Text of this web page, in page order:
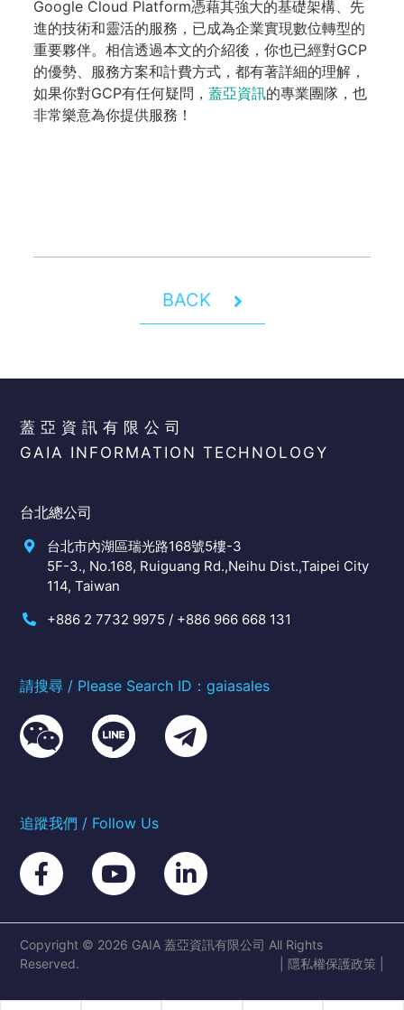
Google Cloud Platform憑藉其強大的基礎架構、先
進的技術和靈活的服務，已成為企業實現數位轉型的
重要夥伴。相信透過本文的介紹後，你也已經對GCP
的優勢、服務方案和計費方式，都有著詳細的理解，
如果你對GCP有任何疑問，蓋亞資訊的專業團隊，也
非常樂意為你提供服務！
BACK
蓋亞資訊有限公司
GAIA INFORMATION TECHNOLOGY
台北總公司
台北市內湖區瑞光路168號5樓-3
5F-3., No.168, Ruiguang Rd.,Neihu Dist.,Taipei City
114, Taiwan
+886 2 7732 9975 / +886 966 668 131
請搜尋 / Please Search ID：gaiasales
追蹤我們 / Follow Us
Copyright © 2026 GAIA 蓋亞資訊有限公司 All Rights
Reserved.
隱私權保護政策